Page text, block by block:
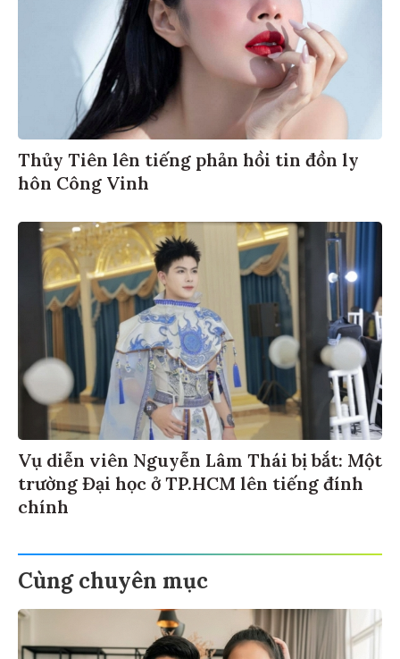
Thủy Tiên lên tiếng phản hồi tin đồn ly
hôn Công Vinh
Vụ diễn viên Nguyễn Lâm Thái bị bắt: Một
trường Đại học ở TP.HCM lên tiếng đính
chính
Cùng chuyên mục